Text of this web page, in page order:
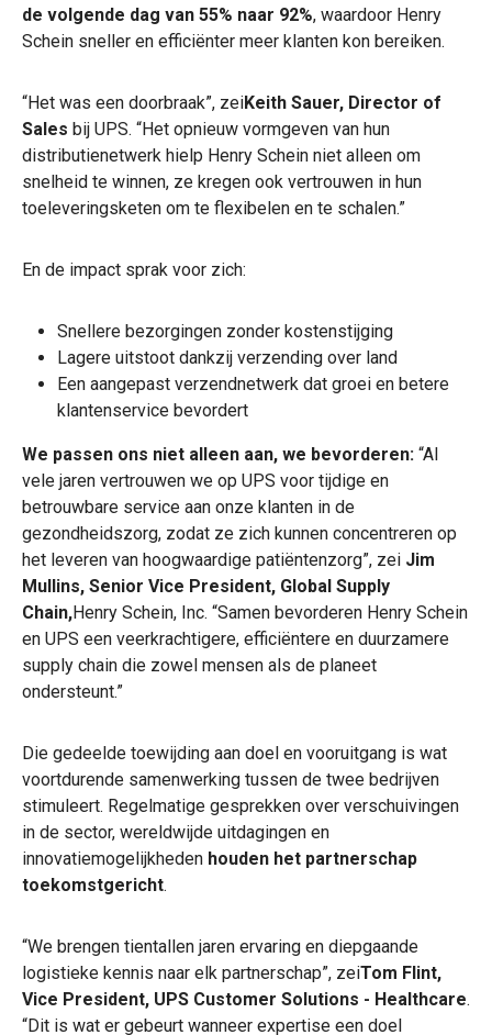
de volgende dag van 55% naar 92%, waardoor Henry
Schein sneller en efficiënter meer klanten kon bereiken.
“Het was een doorbraak”, zeiKeith Sauer, Director of
Sales bij UPS. “Het opnieuw vormgeven van hun
distributienetwerk hielp Henry Schein niet alleen om
snelheid te winnen, ze kregen ook vertrouwen in hun
toeleveringsketen om te flexibelen en te schalen.”
En de impact sprak voor zich:
Snellere bezorgingen zonder kostenstijging
Lagere uitstoot dankzij verzending over land
Een aangepast verzendnetwerk dat groei en betere
klantenservice bevordert
We passen ons niet alleen aan, we bevorderen: “Al
vele jaren vertrouwen we op UPS voor tijdige en
betrouwbare service aan onze klanten in de
gezondheidszorg, zodat ze zich kunnen concentreren op
het leveren van hoogwaardige patiëntenzorg”, zei Jim
Mullins, Senior Vice President, Global Supply
Chain,Henry Schein, Inc. “Samen bevorderen Henry Schein
en UPS een veerkrachtigere, efficiëntere en duurzamere
supply chain die zowel mensen als de planeet
ondersteunt.”
Die gedeelde toewijding aan doel en vooruitgang is wat
voortdurende samenwerking tussen de twee bedrijven
stimuleert. Regelmatige gesprekken over verschuivingen
in de sector, wereldwijde uitdagingen en
innovatiemogelijkheden houden het partnerschap
toekomstgericht.
“We brengen tientallen jaren ervaring en diepgaande
logistieke kennis naar elk partnerschap”, zeiTom Flint,
Vice President, UPS Customer Solutions - Healthcare.
“Dit is wat er gebeurt wanneer expertise een doel